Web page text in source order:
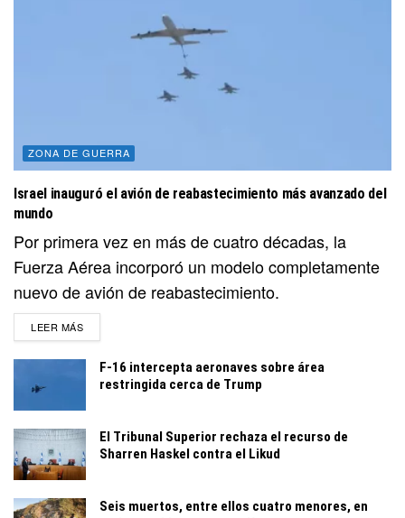
ZONA DE GUERRA
Israel inauguró el avión de reabastecimiento más avanzado del
mundo
Por primera vez en más de cuatro décadas, la
Fuerza Aérea incorporó un modelo completamente
nuevo de avión de reabastecimiento.
LEER MÁSDETAILS
F-16 intercepta aeronaves sobre área
restringida cerca de Trump
El Tribunal Superior rechaza el recurso de
Sharren Haskel contra el Likud
Seis muertos, entre ellos cuatro menores, en